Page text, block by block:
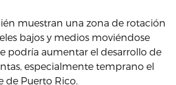
muestran una zona de rotación
bajos y medios moviéndose
podría aumentar el desarrollo de
especialmente temprano el
de Puerto Rico.